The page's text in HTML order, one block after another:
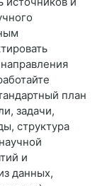
план
задачи,
структура
и
данных,